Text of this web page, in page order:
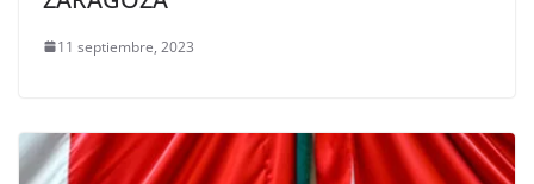
11 septiembre, 2023